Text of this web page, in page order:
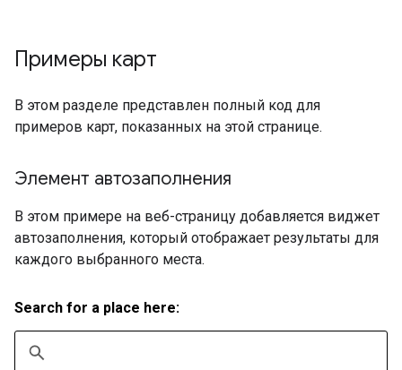
Примеры карт
В этом разделе представлен полный код для
примеров карт, показанных на этой странице.
Элемент автозаполнения
В этом примере на веб-страницу добавляется виджет
автозаполнения, который отображает результаты для
каждого выбранного места.